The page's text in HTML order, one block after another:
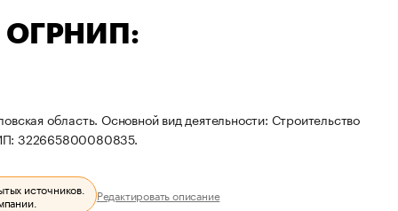
ОГРНИП:
область. Основной вид деятельности: Строительство
322665800080835.
источников. Редактировать описание